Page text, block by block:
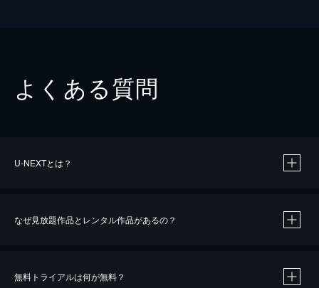
よくある質問
U-NEXTとは？
なぜ見放題作品とレンタル作品があるの？
無料トライアルは何が無料？